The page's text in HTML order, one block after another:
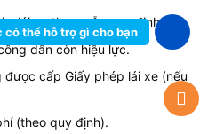
lái xe theo mẫu quy định.
dân còn hiệu lực.
được cấp Giấy phép lái xe (nếu
(theo quy định).
có thể hỗ trợ gì cho bạn